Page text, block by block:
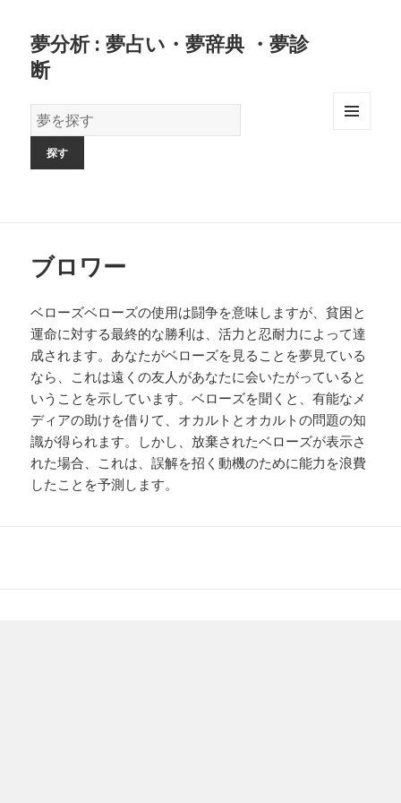
夢分析 : 夢占い・夢辞典 ・夢診
断
夢
の
ブロワー
ベローズベローズの使用は闘争を意味しますが、貧困と
運命に対する最終的な勝利は、活力と忍耐力によって達
成されます。あなたがベローズを見ることを夢見ている
なら、これは遠くの友人があなたに会いたがっていると
いうことを示しています。ベローズを聞くと、有能なメ
ディアの助けを借りて、オカルトとオカルトの問題の知
識が得られます。しかし、放棄されたベローズが表示さ
れた場合、これは、誤解を招く動機のために能力を浪費
したことを予測します。